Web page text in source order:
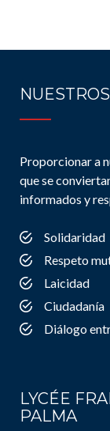
Proporcionar a
que se
informados y
Solidaridad
Respeto
Laicidad
Ciudadanía
Diálogo
LYCÉE
PALMA